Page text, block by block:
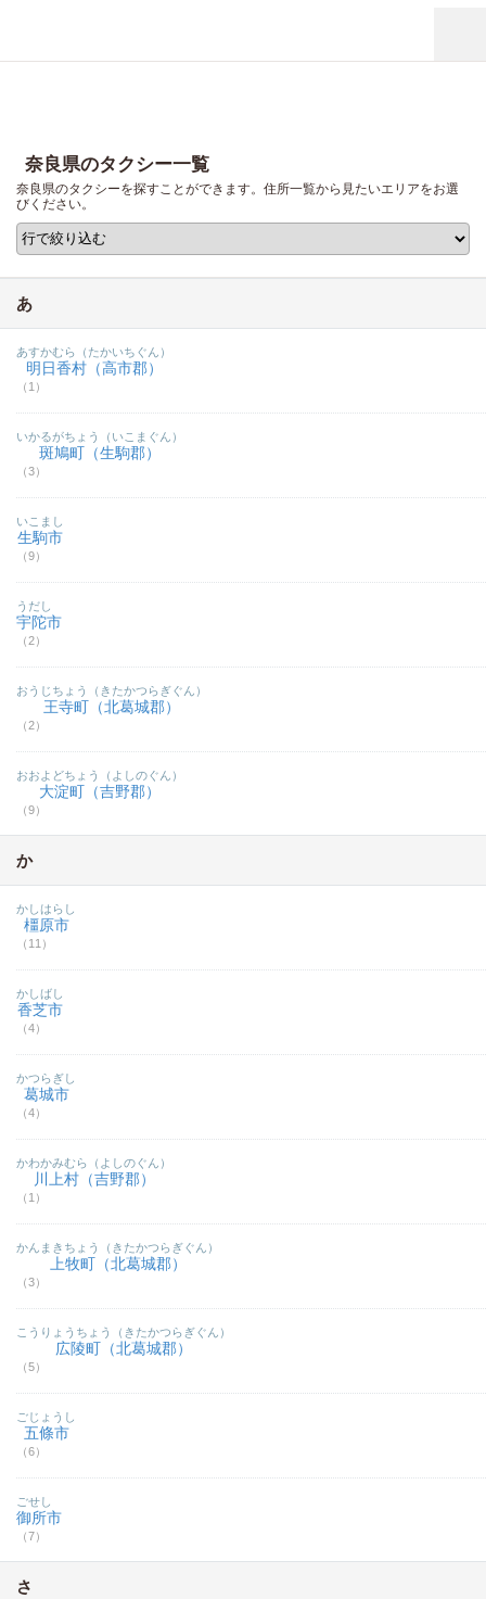
奈良県のタクシー一覧
奈良県のタクシーを探すことができます。住所一覧から見たいエリアをお選
びください。
あ
明日香村（高市郡）
（1）
あすかむら（たかいちぐん）
斑鳩町（生駒郡）
（3）
いかるがちょう（いこまぐん）
生駒市
（9）
いこまし
宇陀市
（2）
うだし
王寺町（北葛城郡）
（2）
おうじちょう（きたかつらぎぐん）
大淀町（吉野郡）
（9）
おおよどちょう（よしのぐん）
か
橿原市
（11）
かしはらし
香芝市
（4）
かしばし
葛城市
（4）
かつらぎし
川上村（吉野郡）
（1）
かわかみむら（よしのぐん）
上牧町（北葛城郡）
（3）
かんまきちょう（きたかつらぎぐん）
広陵町（北葛城郡）
（5）
こうりょうちょう（きたかつらぎぐん）
五條市
（6）
ごじょうし
御所市
（7）
ごせし
さ